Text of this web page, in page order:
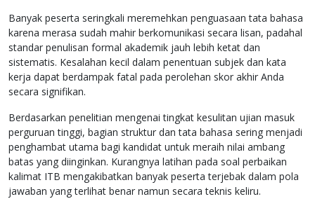
Banyak peserta seringkali meremehkan penguasaan tata bahasa
karena merasa sudah mahir berkomunikasi secara lisan, padahal
standar penulisan formal akademik jauh lebih ketat dan
sistematis. Kesalahan kecil dalam penentuan subjek dan kata
kerja dapat berdampak fatal pada perolehan skor akhir Anda
secara signifikan.
Berdasarkan penelitian mengenai tingkat kesulitan ujian masuk
perguruan tinggi, bagian struktur dan tata bahasa sering menjadi
penghambat utama bagi kandidat untuk meraih nilai ambang
batas yang diinginkan. Kurangnya latihan pada soal perbaikan
kalimat ITB mengakibatkan banyak peserta terjebak dalam pola
jawaban yang terlihat benar namun secara teknis keliru.